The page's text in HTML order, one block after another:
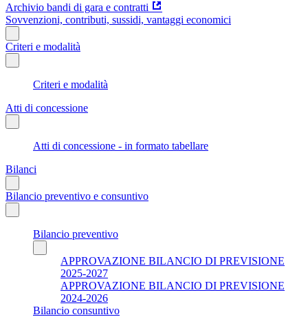
Archivio bandi di gara e contratti
Sovvenzioni, contributi, sussidi, vantaggi economici
Criteri e modalità
Criteri e modalità
Atti di concessione
Atti di concessione - in formato tabellare
Bilanci
Bilancio preventivo e consuntivo
Bilancio preventivo
APPROVAZIONE BILANCIO DI PREVISIONE
2025-2027
APPROVAZIONE BILANCIO DI PREVISIONE
2024-2026
Bilancio consuntivo